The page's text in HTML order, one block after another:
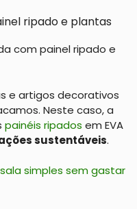
ripado e plantas
e artigos decorativos
Neste caso, a
painéis ripados em EVA
sustentáveis.
simples sem gastar